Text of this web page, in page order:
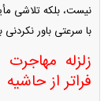
نیست، بلکه تلاشی
با سرعتی باور
زلزله
فراتر از حاشیه